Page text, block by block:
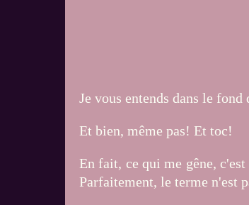
Je vous entends dans le
Et bien, même pas! Et toc!
En fait, ce qui me gêne,
Parfaitement, le terme n'est